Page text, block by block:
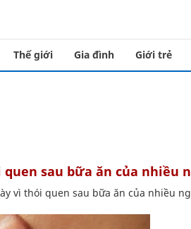
Thế giới Gia đình Giới trẻ
quen sau bữa ăn của nhiều
vì thói quen sau bữa ăn của nhiều